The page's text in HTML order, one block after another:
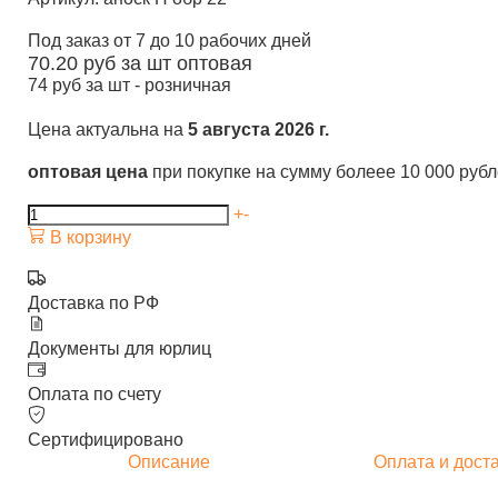
Под заказ от 7 до 10 рабочих дней
70.20 руб за шт оптовая
74 руб за шт - розничная
Цена актуальна на 5 августа 2026 г.
оптовая цена при покупке на сумму болеее 10 000
+-
В корзину
Доставка по РФ
Документы для юрлиц
Оплата по счету
Сертифицировано
Описание
Оплата и